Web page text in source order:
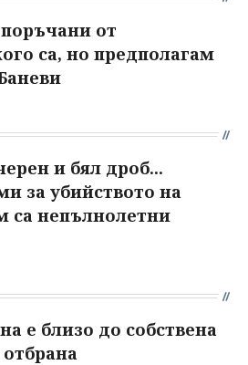
от
са, но предполагам
и бял дроб...
за убийството на
непълнолетни
е близо до собствена